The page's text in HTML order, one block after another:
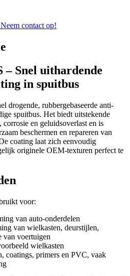
contact op!
– Snel uithardende
in spuitbus
drogende, rubbergebaseerde anti-
spuitbus. Het biedt uitstekende
corrosie en geluidsoverlast en is
beschermen en repareren van
coating laat zich eenvoudig
originele OEM-texturen perfect te
voor:
van auto-onderdelen
van wielkasten, deurstijlen,
van voertuigen
wielkasten
coatings, primers en PVC, vaak